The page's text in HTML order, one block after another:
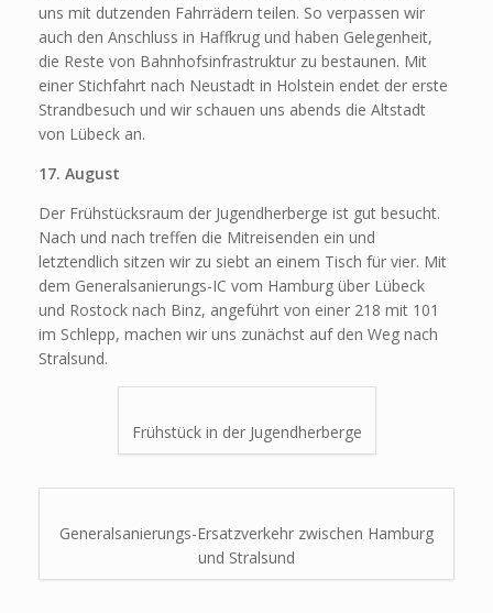
uns mit dutzenden Fahrrädern teilen. So verpassen wir
auch den Anschluss in Haffkrug und haben Gelegenheit,
die Reste von Bahnhofsinfrastruktur zu bestaunen. Mit
einer Stichfahrt nach Neustadt in Holstein endet der erste
Strandbesuch und wir schauen uns abends die Altstadt
von Lübeck an.
17. August
Der Frühstücksraum der Jugendherberge ist gut besucht.
Nach und nach treffen die Mitreisenden ein und
letztendlich sitzen wir zu siebt an einem Tisch für vier. Mit
dem Generalsanierungs-IC vom Hamburg über Lübeck
und Rostock nach Binz, angeführt von einer 218 mit 101
im Schlepp, machen wir uns zunächst auf den Weg nach
Stralsund.
Frühstück in der Jugendherberge
Generalsanierungs-Ersatzverkehr zwischen Hamburg
und Stralsund